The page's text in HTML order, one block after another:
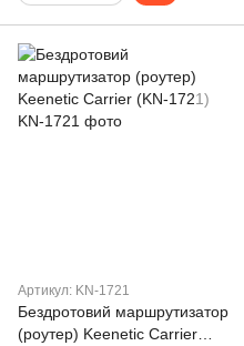
Артикул: KN-1721
Бездротовий маршрутизатор
(роутер) Keenetic Carrier